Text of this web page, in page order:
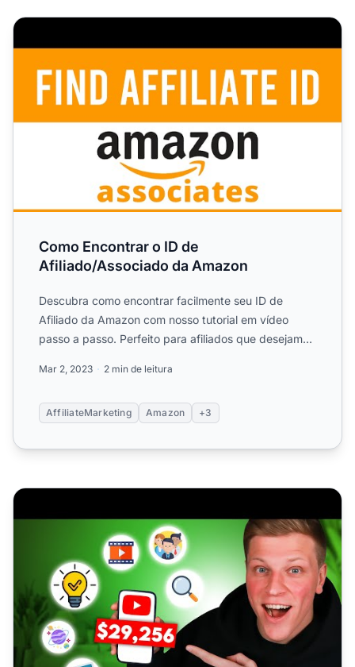
Como Encontrar o ID de Afiliado/Associado da Amazon
Como Encontrar o ID de
Afiliado/Associado da Amazon
Descubra como encontrar facilmente seu ID de
Afiliado da Amazon com nosso tutorial em vídeo
passo a passo. Perfeito para afiliados que desejam
Mar 2, 2023 2 min de leitura
AffiliateMarketing Amazon +3
Como Encontrar um Nicho Lucrativo para Automação no